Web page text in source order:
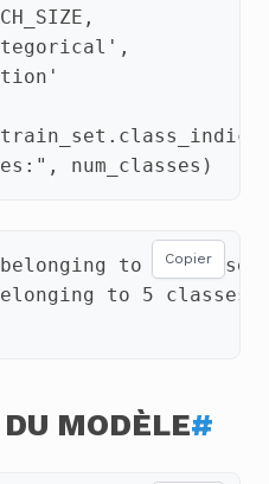
,
,
train_set .
, num_classes )
Copier
MODÈLE#